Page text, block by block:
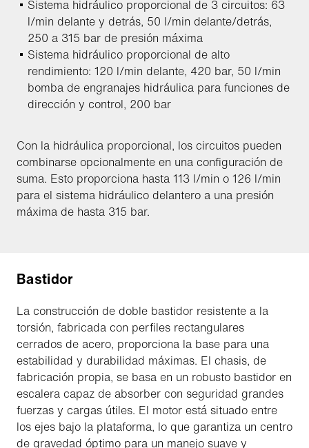
Sistema hidráulico proporcional de 3 circuitos: 63
l/min delante y detrás, 50 l/min delante/detrás,
250 a 315 bar de presión máxima
Sistema hidráulico proporcional de alto
rendimiento: 120 l/min delante, 420 bar, 50 l/min
bomba de engranajes hidráulica para funciones de
dirección y control, 200 bar
Con la hidráulica proporcional, los circuitos pueden
combinarse opcionalmente en una configuración de
suma. Esto proporciona hasta 113 l/min o 126 l/min
para el sistema hidráulico delantero a una presión
máxima de hasta 315 bar.
Bastidor
La construcción de doble bastidor resistente a la
torsión, fabricada con perfiles rectangulares
cerrados de acero, proporciona la base para una
estabilidad y durabilidad máximas. El chasis, de
fabricación propia, se basa en un robusto bastidor en
escalera capaz de absorber con seguridad grandes
fuerzas y cargas útiles. El motor está situado entre
los ejes bajo la plataforma, lo que garantiza un centro
de gravedad óptimo para un manejo suave y